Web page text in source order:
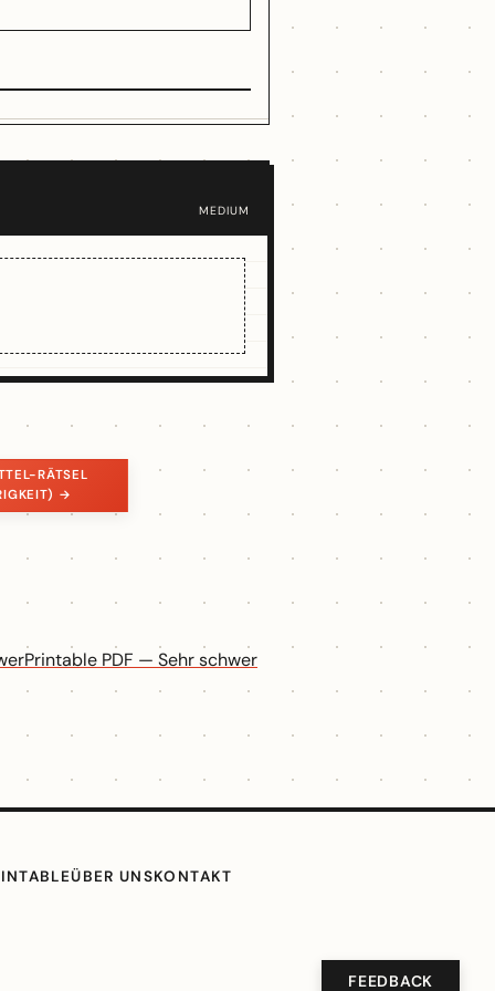
MEDIUM
RÄTSEL
→
Printable PDF — Sehr schwer
ÜBER UNSKONTAKT
FEEDBACK